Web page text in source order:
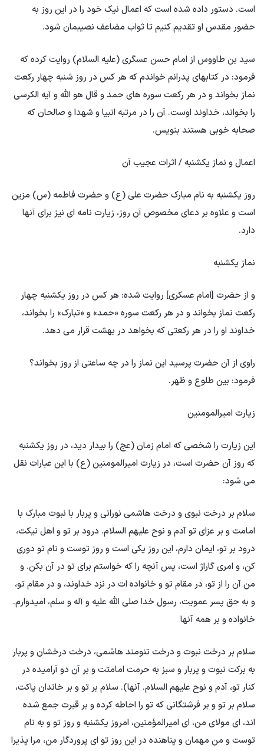
است. دستور داده شده است که اعمال نیک خود را در این روز به
حضور مقدس او تقدیم کنیم تا ثواب مضاعف نصیبمان شود.
سید بن طاووس از امام حسن عسگری (علیه السلام) روایت کرده که
فرمود: در کتابهای پدرانم خواندم که هر کس در روز شنبه چهار رکعت
نماز بخواند و در هر رکعت سوره های حمد و قال هو الله و آیه الکرسی
را بخواند، خداوند اوست. آن را در مرتبه انبیا و شهدا و صالحان که
صحابه خوبی هستند بنویس.
اعمال و نماز یکشنبه / اثرات عجیب آن
روز یکشنبه به نام مبارک حضرت علی (ع) و حضرت فاطمه (س) مزین
است و علاوه بر دعای مخصوص آن روز، زیارت نامه ای نیز برای آنها
دارد.
نماز یکشنبه
و از حضرت [امام عسکری] روایت شده: هر کس در روز یکشنبه چهار
رکعت نماز بخواند و در هر رکعت سوره «حمد» و «تبارک» را بخواند،
خداوند او را در هر رکعتی که بخواهد در بهشت ​​قرار می دهد.
راوی از آن حضرت پرسید این نماز را در چه ساعتی از روز بخواند؟
فرمود: بین طلوع و ظهر.
زیارت امیرالمومنین
این زیارت را شخصی که امام زمان (عج) را بیدار دید، در روز یکشنبه
که روز آن حضرت است، در زیارت امیرالمومنین (ع) با این عبارات نقل
می شود:
سلام بر درخت نبوی و درخت هاشمی نورانی و پربار با نبوت مبارک با
امامت و بر عزای تو آدم و نوح علیهم السلام. درود بر تو و اهل نیکت،
درود بر تو، ایمان دارم، این روز یکی است و روز توست و نام تو دوری
کن، و امری گاراژ است، پس آنچه را که خواستم برای تو در آن بکن. و
من آن را از تو، در مقام تو و خانواده ات در نزد خداوند، و در مقام تو،
و به حق پسر عمویت، رسول خدا صلی الله علیه و آله و سلم، امیدوارم.
خانواده و بر همه آنها
سلام بر درخت نبوت و درخت تنومند هاشمی، درخت درخشان و پربار
به برکت نبوت و پربار و سبز به حرمت امامتت و بر آن دو آرامیده در
کنار تو، آدم و نوح علیهم السلام. آنها). سلام بر تو و بر خاندان پاکت،
سلام بر تو و بر فرشتگانی که تو را احاطه کرده و بر قبرت جمع شده
اند، ای مولای من، ای امیرالمؤمنین، امروز یکشنبه و روز تو و به نام
توست و من مهمان و پناهنده در این روز تو ای پروردگار من، مرا پذیرا